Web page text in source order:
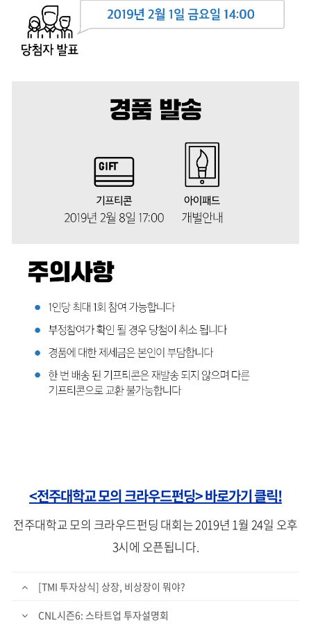
<전주대학교 모의 크라우드펀딩> 바로가기 클릭!
전주대학교 모의 크라우드펀딩 대회는 2019년 1월 24일 오후
3시에 오픈됩니다.
[TMI 투자상식] 상장, 비상장이 뭐야?
CNL시즌6: 스타트업 투자설명회